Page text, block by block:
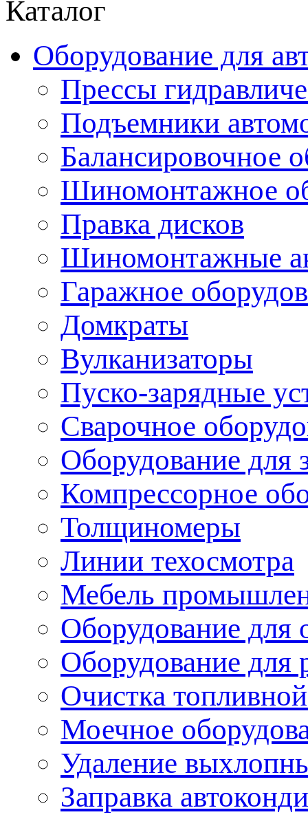
Каталог
Оборудование для
Прессы
Подъемники
Балансировочное
Шиномонтажное
Правка дисков
Шиномонтажные
Гаражное
Домкраты
Вулканизаторы
Пуско-зарядные
Сварочное
Оборудование для
Компрессорное
Толщиномеры
Линии техосмотра
Мебель
Оборудование для
Оборудование для
Очистка
Моечное
Удаление
Заправка